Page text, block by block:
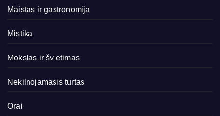
Maistas ir gastronomija
Mistika
Mokslas ir švietimas
Nekilnojamasis turtas
Orai